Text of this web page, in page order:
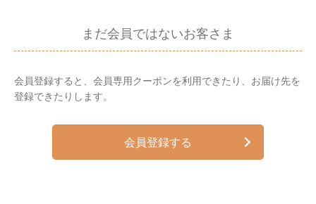
まだ会員ではないお客さま
会員登録すると、会員専用クーポンを利用できたり、お届け先を
登録できたりします。
会員登録する